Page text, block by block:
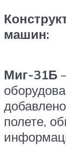
машин:
Миг-31Б
полете,